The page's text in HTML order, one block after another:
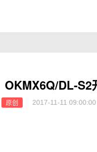
OKMX6Q/DL-
原创 2017-11-11 09:00:00